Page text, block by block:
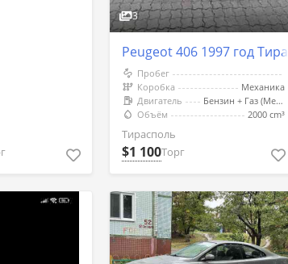
3
Peugeot 406 1997 год
Пробег
Коробка
Механика
Двигатель
Бензин + Газ (Метан)
Объём
2000 cm³
Тирасполь
$1 100Торг